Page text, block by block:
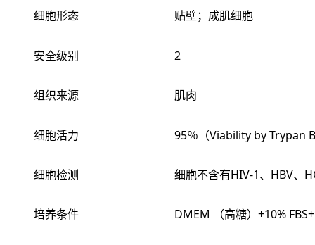
细胞形态 贴壁；成肌细胞
安全级别 2
组织来源 肌肉
细胞活力 95％（Viability by Trypan
细胞检测 细胞不含有HIV-1、HBV、
培养条件 DMEM （高糖）+10%